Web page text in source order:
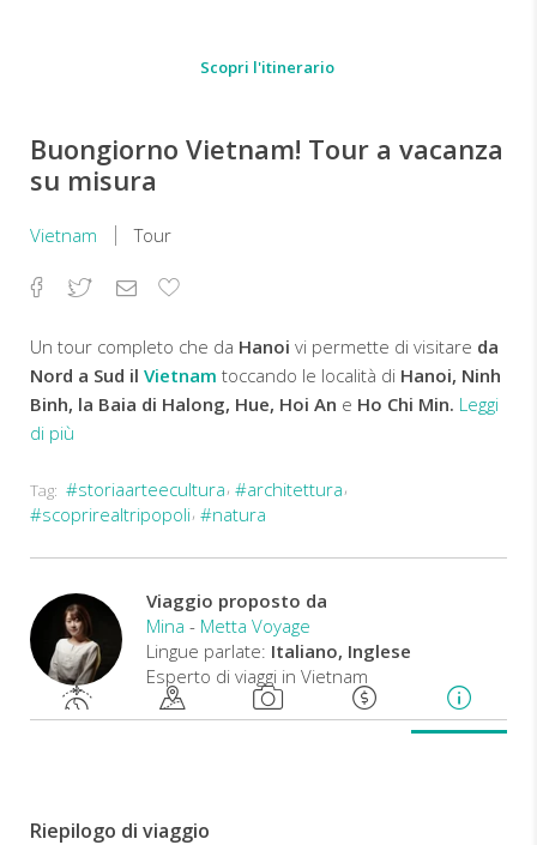
Scopri l'itinerario
Buongiorno Vietnam! Tour a vacanza
su misura
Vietnam Tour
Facebook
TwitterEmailAggiungi
Un tour completo che da Hanoi vi permette di visitare da
Nord a Sud il Vietnam toccando le località di Hanoi, Ninh
Binh, la Baia di Halong, Hue, Hoi An e Ho Chi Min. Leggi
di più
Un
viaggio
su
misura,
in
uno
paesi
e
Tag: #storiaarteecultura #architettura
#scoprirealtripopoli #natura
Viaggio proposto da
Mina - Metta Voyage
Lingue parlate: Italiano, Inglese
Esperto di viaggi in Vietnam
Riepilogo di viaggio